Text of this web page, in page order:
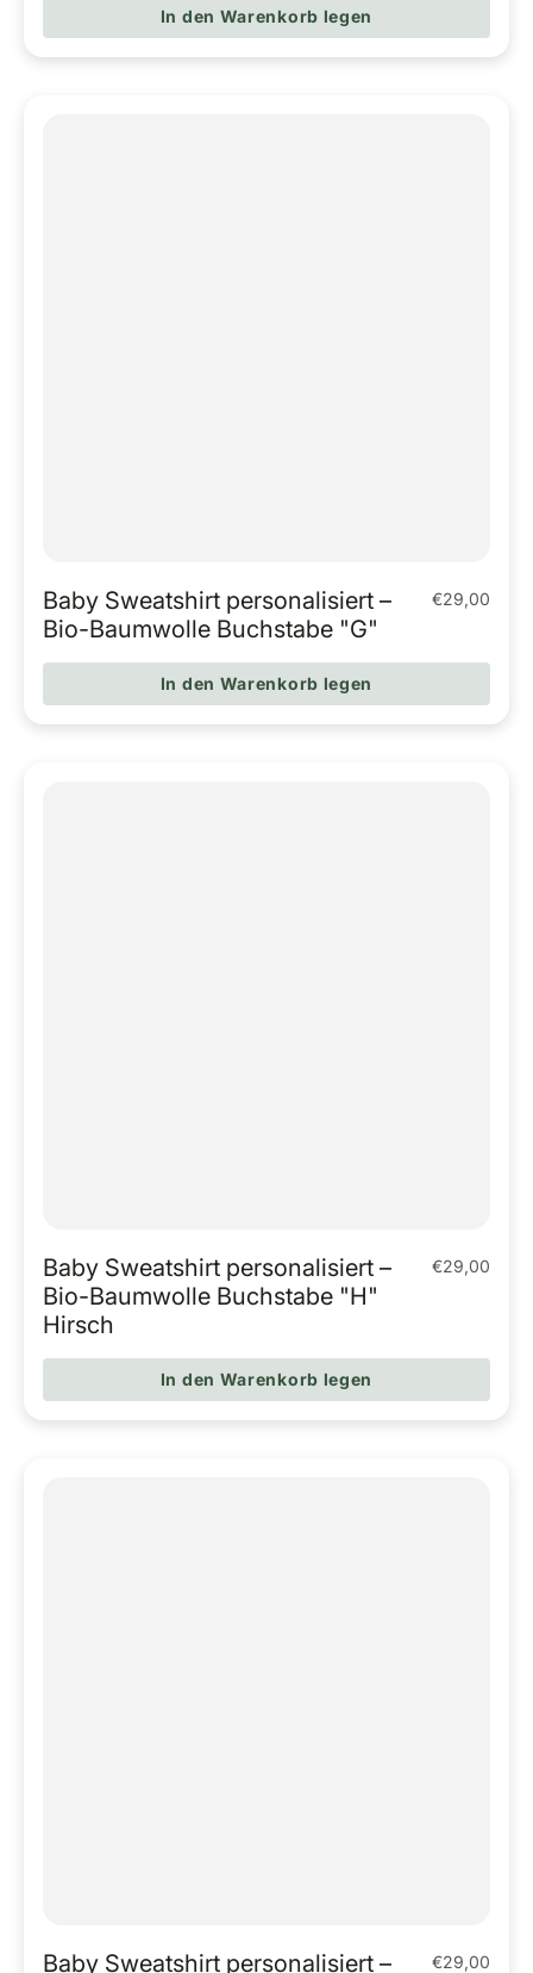
In den Warenkorb legen
Baby Sweatshirt personalisiert –
Bio-Baumwolle Buchstabe "G"
€29,00
In den Warenkorb legen
Baby Sweatshirt personalisiert –
Bio-Baumwolle Buchstabe "H"
Hirsch
€29,00
In den Warenkorb legen
Baby Sweatshirt personalisiert –
€29,00